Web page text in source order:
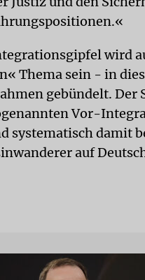
wird
Thema sein - in
gebündelt. Der
Vor-
systematisch damit
auf